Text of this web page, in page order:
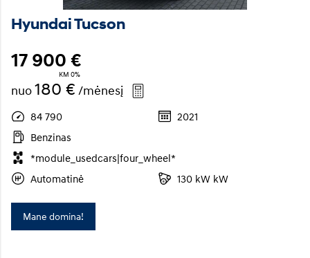
Hyundai Tucson
17 900 €
KM 0%
nuo180 € /mėnesį
84 790
2021
Benzinas
*module_usedcars|four_wheel*
Automatinė
130 kW kW
Mane domina!